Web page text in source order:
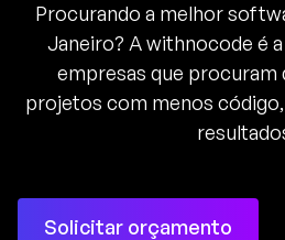
Procurando a melhor
Janeiro? A withnocode é
empresas que procuram
projetos com menos
Solicitar orçamento